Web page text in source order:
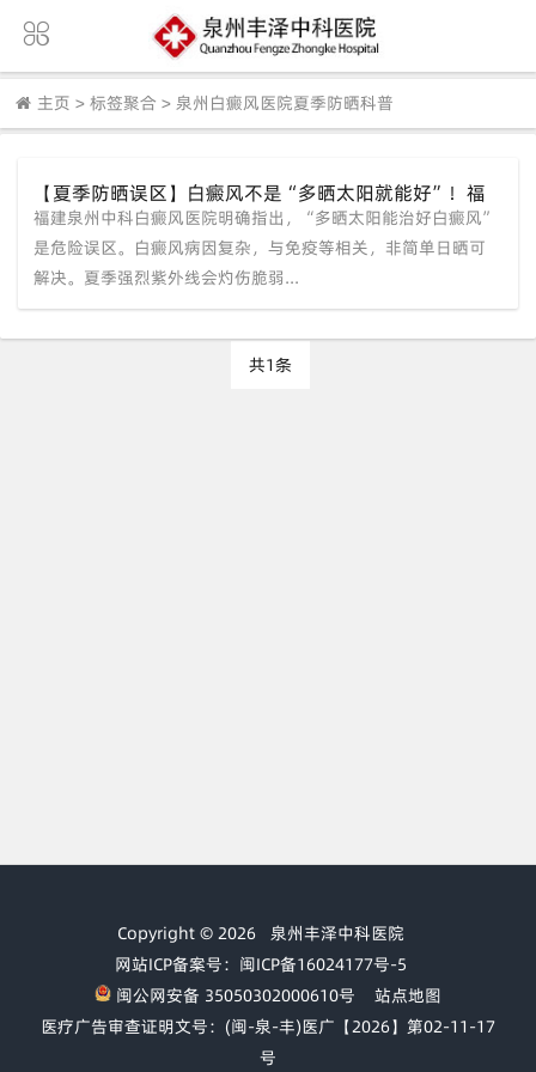
主页 > 标签聚合 > 泉州白癜风医院夏季防晒科普
【夏季防晒误区】白癜风不是“多晒太阳就能好”！福
建泉州中科白癜风医院辟谣
福建泉州中科白癜风医院明确指出，“多晒太阳能治好白癜风”
是危险误区。白癜风病因复杂，与免疫等相关，非简单日晒可
解决。夏季强烈紫外线会灼伤脆弱...
共1条
Copyright © 2026 泉州丰泽中科医院
网站ICP备案号：闽ICP备16024177号-5
闽公网安备 35050302000610号
站点地图
医疗广告审查证明文号：(闽-泉-丰)医广【2026】第02-11-17
号